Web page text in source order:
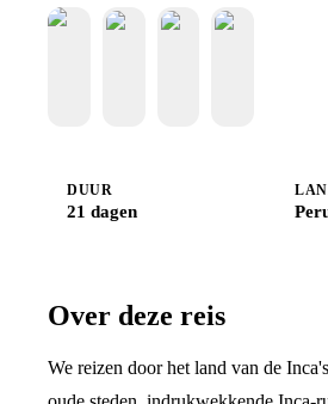
DUUR
21 dagen
Over deze reis
We reizen door het land van de